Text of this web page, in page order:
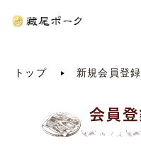
トップ 新規会員登録